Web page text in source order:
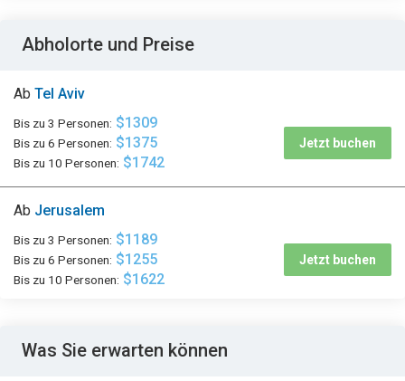
Abholorte und Preise
Ab Tel Aviv
Bis zu 3 Personen: $1309
Bis zu 6 Personen: $1375
Bis zu 10 Personen: $1742
Jetzt buchen
Ab Jerusalem
Bis zu 3 Personen: $1189
Bis zu 6 Personen: $1255
Bis zu 10 Personen: $1622
Jetzt buchen
Was Sie erwarten können